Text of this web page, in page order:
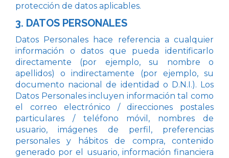
protección de datos aplicables.
3. DATOS PERSONALES
Datos Personales hace referencia a cualquier
información o datos que pueda identificarlo
directamente (por ejemplo, su nombre o
apellidos) o indirectamente (por ejemplo, su
documento nacional de identidad o D.N.I.). Los
Datos Personales incluyen información tal como
el correo electrónico / direcciones postales
particulares / teléfono móvil, nombres de
usuario, imágenes de perfil, preferencias
personales y hábitos de compra, contenido
generado por el usuario, información financiera